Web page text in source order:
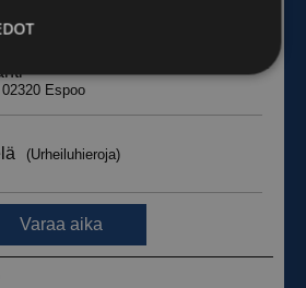
Suorituskyvylliset